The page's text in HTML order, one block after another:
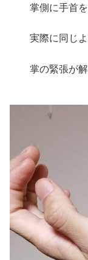
掌側に手首
実際に同じ
掌の緊張が